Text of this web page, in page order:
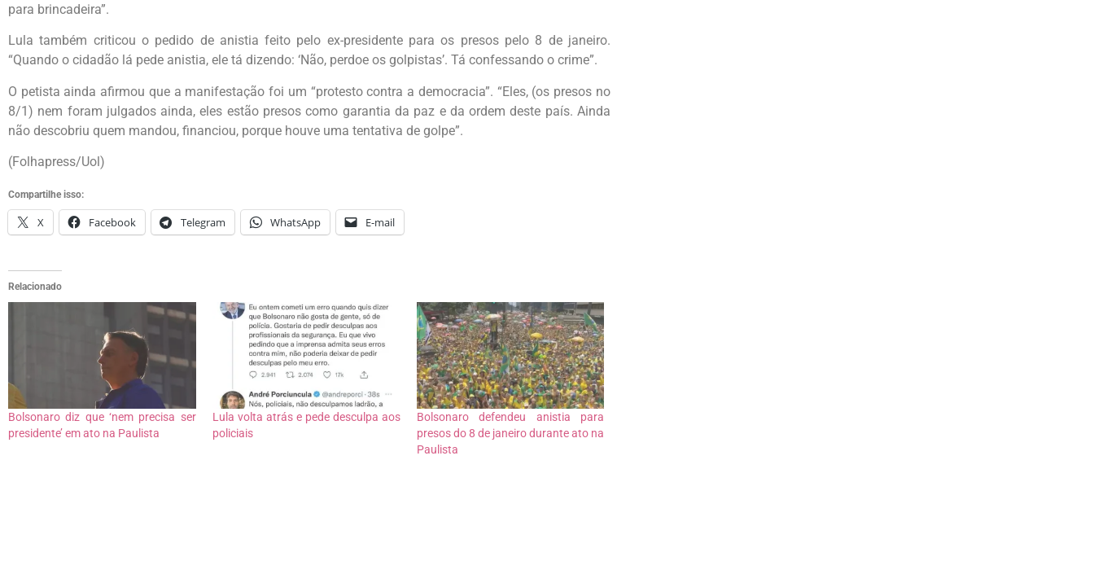
para brincadeira”.
Lula também criticou o pedido de anistia feito pelo ex-presidente para os presos pelo 8 de janeiro.
“Quando o cidadão lá pede anistia, ele tá dizendo: ‘Não, perdoe os golpistas’. Tá confessando o crime”.
O petista ainda afirmou que a manifestação foi um “protesto contra a democracia”. “Eles, (os presos no
8/1) nem foram julgados ainda, eles estão presos como garantia da paz e da ordem deste país. Ainda
não descobriu quem mandou, financiou, porque houve uma tentativa de golpe”.
(Folhapress/Uol)
Compartilhe isso:
X Facebook Telegram WhatsApp E-mail
Relacionado
Bolsonaro diz que ‘nem precisa ser
presidente’ em ato na Paulista
Lula volta atrás e pede desculpa aos
policiais
Bolsonaro defendeu anistia para
presos do 8 de janeiro durante ato na
Paulista